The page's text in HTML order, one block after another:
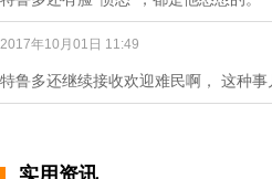
2017年10月01日 11:49
特鲁多还继续接收欢迎难民啊， 这种事
实用资讯